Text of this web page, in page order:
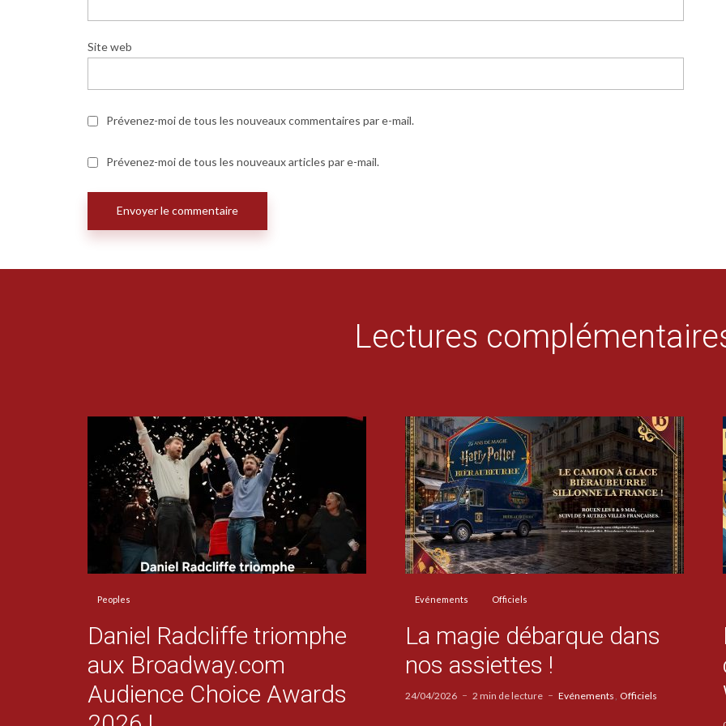
Site web
Prévenez-moi de tous les nouveaux commentaires par e-mail.
Prévenez-moi de tous les nouveaux articles par e-mail.
Lectures
Peoples
Daniel Radcliffe triomphe
aux Broadway.com
Audience Choice Awards
Evénements Officiels
La magie débarque dans
nos assiettes !
24/04/2026 2 min de lecture Evénements Officiels